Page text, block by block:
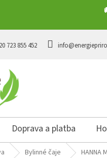
723 855 452
Doprava a platba
Bylinné čaje HANNA